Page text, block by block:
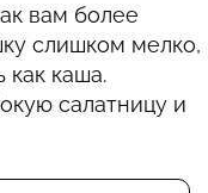
вам более
слишком мелко,
как каша.
салатницу и